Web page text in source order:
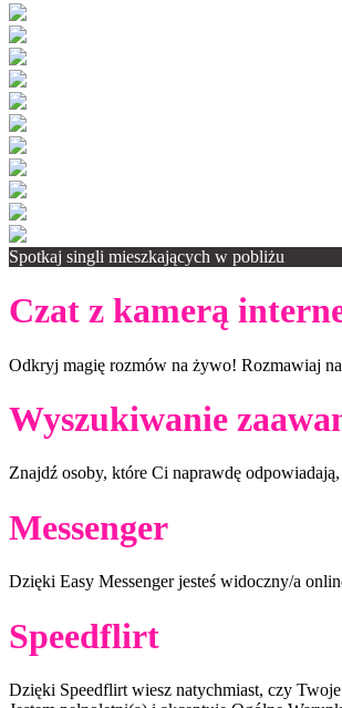
Spotkaj singli mieszkających w pobliżu
Czat z kamerą
Odkryj magię rozmów na żywo! Rozmawiaj
Wyszukiwanie
Znajdź osoby, które Ci naprawdę
Messenger
Dzięki Easy Messenger jesteś widoczny/a
Speedflirt
Dzięki Speedflirt wiesz natychmiast, czy